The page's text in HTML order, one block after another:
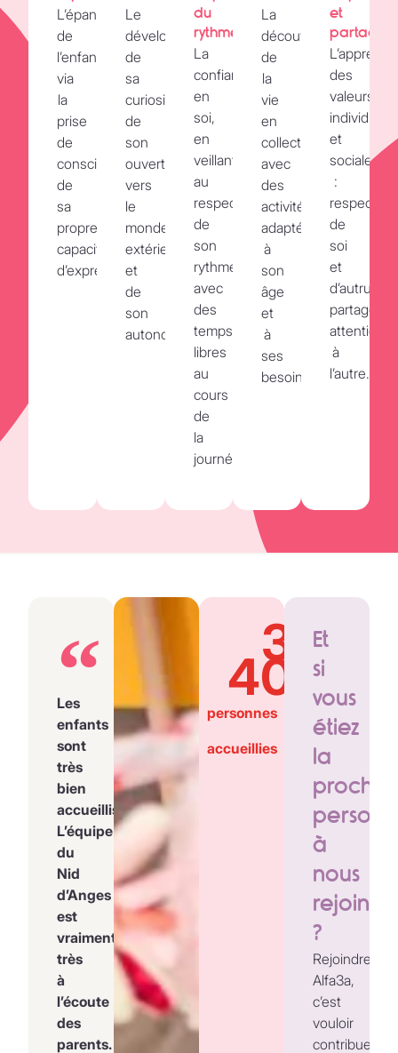
L’épanouissement
de
l’enfant,
via
la
prise
de
conscience
de
sa
propre
capacité
d’expression.
Le
développement
de
sa
curiosité,
de
son
ouverture
vers
le
monde
extérieur
et
de
son
autonomie.
du
rythme
La
confiance
en
soi,
en
veillant
au
respect
de
son
rythme,
avec
des
temps
libres
au
cours
de
la
journée.
La
découverte
de
la
vie
en
collectivité
avec
des
activités
adaptées
à
son
âge
et
à
ses
besoins.
et
partage
des
valeurs
et
sociales
:
respect
de
soi
et
d’autrui,
partage,
attention
à
l’autre.
Les
enfants
sont
très
bien
accueillis.
L’équipe
du
Nid
d’Anges
est
vraiment
très
à
l’écoute
des
parents.
personnes
accueillies
3
400
Et
si
vous
étiez
la
à
nous
?
Rejoindre
Alfa3a,
c’est
vouloir
contribuer